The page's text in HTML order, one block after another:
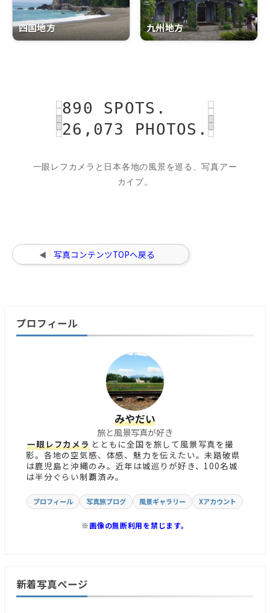
四国地方 九州地方
890 SPOTS.
26,073 PHOTOS.
一眼レフカメラと日本各地の風景を巡る、写真アー
カイブ。
写真コンテンツTOPへ戻る
プロフィール
みやだい
旅と風景写真が好き
一眼レフカメラ とともに全国を旅して風景写真を撮
影。各地の空気感、体感、魅力を伝えたい。未踏破県
は鹿児島と沖縄のみ。近年は城巡りが好き、100名城
は半分ぐらい制覇済み。
プロフィール 写真旅ブログ 風景ギャラリー Xアカウント
※画像の無断利用を禁じます。
新着写真ページ